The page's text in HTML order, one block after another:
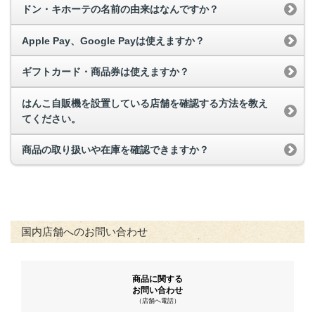
ドン・キホーテの名前の由来はなんですか？
Apple Pay、Google Payは使えますか？
ギフトカード・商品券は使えますか？
はんこ自販機を設置している店舗を確認する方法を教え
てください。
商品の取り扱いや在庫を確認できますか？
国内店舗へのお問い合わせ
商品に関する
お問い合わせ
（店舗へ電話）